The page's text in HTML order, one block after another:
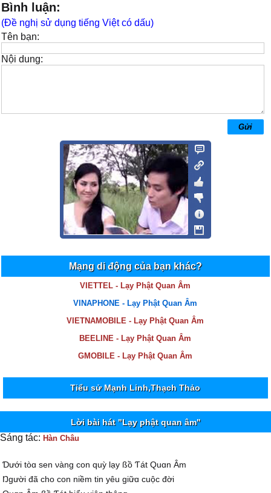
Bình luận:
(Đề nghị sử dụng tiếng Việt có dấu)
Tên bạn:
Nội dung:
Mạng di động của bạn khác?
VIETTEL - Lạy Phật Quan Âm
VINAPHONE - Lạy Phật Quan Âm
VIETNAMOBILE - Lạy Phật Quan Âm
BEELINE - Lạy Phật Quan Âm
GMOBILE - Lạy Phật Quan Âm
Tiểu sử Mạnh Linh,Thạch Thảo
Lời bài hát "Lạy phật quan âm"
Sáng tác: Hàn Châu
Ɗưới tòɑ sen νàng con quỳ lạу ßồ Ƭát Quɑn Âm
Ŋgười đã cho con niềm tin уêu giữɑ cuộc đời